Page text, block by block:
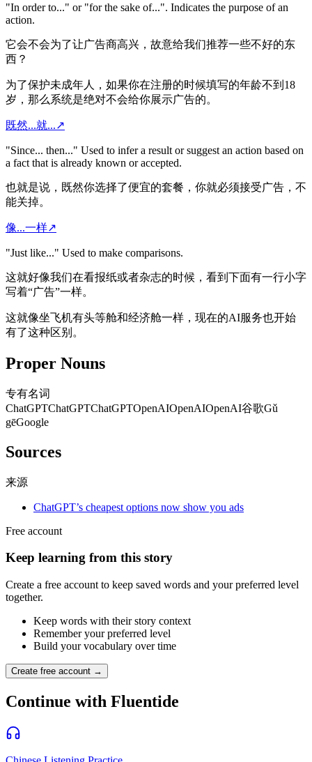
"In order to..." or "for the sake of...". Indicates the purpose of an
action.
它会不会为了让广告商高兴，故意给我们推荐一些不好的东
西？
为了保护未成年人，如果你在注册的时候填写的年龄不到18
岁，那么系统是绝对不会给你展示广告的。
既然...就...↗
"Since... then..." Used to infer a result or suggest an action based on
a fact that is already known or accepted.
也就是说，既然你选择了便宜的套餐，你就必须接受广告，不
能关掉。
像...一样↗
"Just like..." Used to make comparisons.
这就好像我们在看报纸或者杂志的时候，看到下面有一行小字
写着“广告”一样。
这就像坐飞机有头等舱和经济舱一样，现在的AI服务也开始
有了这种区别。
Proper Nouns
专有名词
ChatGPTChatGPTChatGPTOpenAIOpenAIOpenAI谷歌Gǔ
gēGoogle
Sources
来源
ChatGPT’s cheapest options now show you ads
Free account
Keep learning from this story
Create a free account to keep saved words and your preferred level
together.
Keep words with their story context
Remember your preferred level
Build your vocabulary over time
Create free account →
Continue with Fluentide